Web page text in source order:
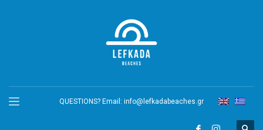
QUESTIONS? Email: info@lefkadabeaches.gr